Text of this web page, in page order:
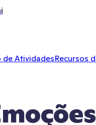
de AtividadesRecursos